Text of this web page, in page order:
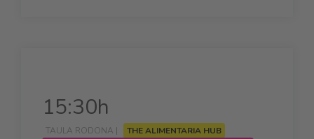
15:30h
TAULA RODONA |
THE ALIMENTARIA HUB